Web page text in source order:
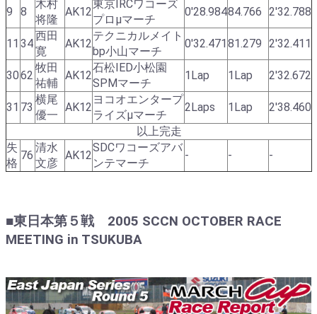
9 8
木村
将隆
AK12
東京IRCワコーズ
プロμマーチ
0'28.98484.766 2'32.788
11 34
西田
寛
AK12
テクニカルメイト
bp小山マーチ
0'32.47181.279 2'32.411
3062
牧田
祐輔
AK12
石松IED小松園
SPMマーチ
1Lap 1Lap 2'32.672
31 73
横尾
優一
AK12
ヨコオエンタープ
ライズμマーチ
2Laps 1Lap
2'38.460
以上完走
失
格
76
清水
文彦
AK12
SDCワコーズアバ
ンテマーチ
- - -
■東日本第５戦 2005 SCCN OCTOBER RACE
MEETING in TSUKUBA